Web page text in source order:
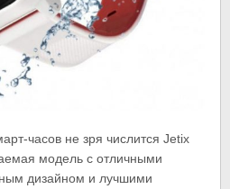
часов не зря числится Jetix
модель с отличными
дизайном и лучшими